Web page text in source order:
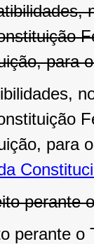
para
para
perante
perante o